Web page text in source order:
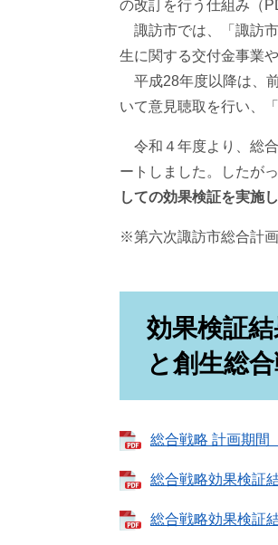
の改訂を行う仕組み（
諏訪市では、「諏訪
生に関する交付金事業
平成28年度以降は、
いて意見聴取を行い、
令和４年度より、総
ートしました。したがっ
しての効果検証を実施
※第六次諏訪市総合計
効果検証
と創生総合
総合戦略 計画期間
総合戦略効果検証
総合戦略効果検証